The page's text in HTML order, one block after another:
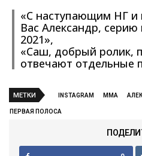
«С наступающим НГ и
Вас Александр,
2021»,
«Саш, добрый ролик,
отвечают отдельные
МЕТКИ INSTAGRAM MMA
ПЕРВАЯ ПОЛОСА